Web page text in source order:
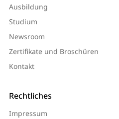
Ausbildung
Studium
Newsroom
Zertifikate und Broschüren
Kontakt
Rechtliches
Impressum